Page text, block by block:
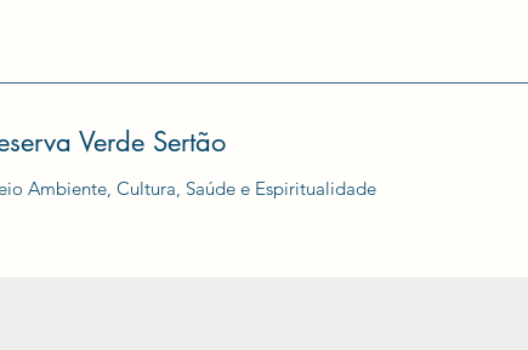
Verde Sertão
Ambiente, Cultura, Saúde e Espiritualidade